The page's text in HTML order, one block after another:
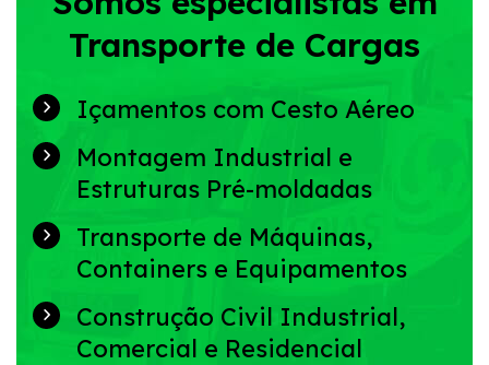
Transporte de Cargas
Içamentos com Cesto Aéreo
Montagem Industrial e
Estruturas Pré-moldadas
Transporte de Máquinas,
Containers e Equipamentos
Construção Civil Industrial,
Comercial e Residencial